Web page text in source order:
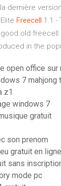
dernière
Freecell 1.1 -
old
in the
open office sur
7 mahjong
z1
windows 7
gratuit
son prenom
gratuit en ligne
sans
mode pc